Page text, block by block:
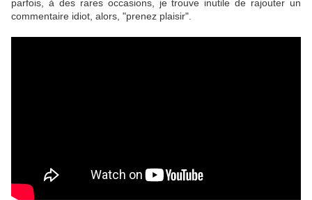
parfois, à des rares occasions, je trouve inutile de rajouter un
commentaire idiot, alors, "prenez plaisir".